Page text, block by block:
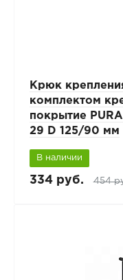
Крюк
комплектом
покрытие
29 D 125/90 мм
В наличии
334 руб. 454